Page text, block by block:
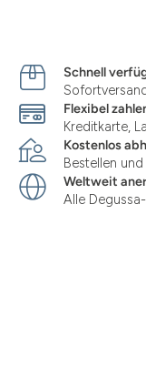
Schnell
Flexibel
Kreditkarte,
Kostenlos
Bestellen
Weltweit
Alle